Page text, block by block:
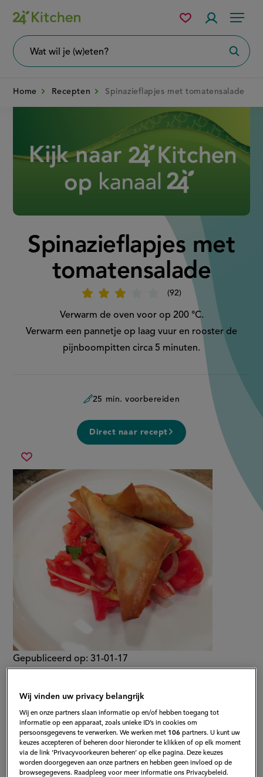
Overslaan
en
naar
Menu
wil
Mijn
bewaarde
Home Recepten Spinazieflapjes met tomatensalade
Spinazieflapjes met
tomatensalade
92
'Spinazieflapjes
met
tomatensalade'
Verwarm de oven voor op 200 °C.
Verwarm een pannetje op laag vuur en rooster de
pijnboompitten circa 5 minuten.
25 min. voorbereiden
Direct naar recept
Sla
recept
op
spinazieflapjes
met
tomatensalade
Gepubliceerd op: 31-01-17
Wij vinden uw privacy belangrijk
Wij en onze partners slaan informatie op en/of hebben toegang tot
informatie op een apparaat, zoals unieke ID’s in cookies om
persoonsgegevens te verwerken. We werken met 106 partners. U kunt uw
keuzes accepteren of beheren door hieronder te klikken of op elk moment
via de link ‘Privacyvoorkeuren beheren’ op elke pagina. Deze keuzes
worden doorgegeven aan onze partners en hebben geen invloed op de
browsegegevens. Raadpleeg voor meer informatie ons Privacybeleid.